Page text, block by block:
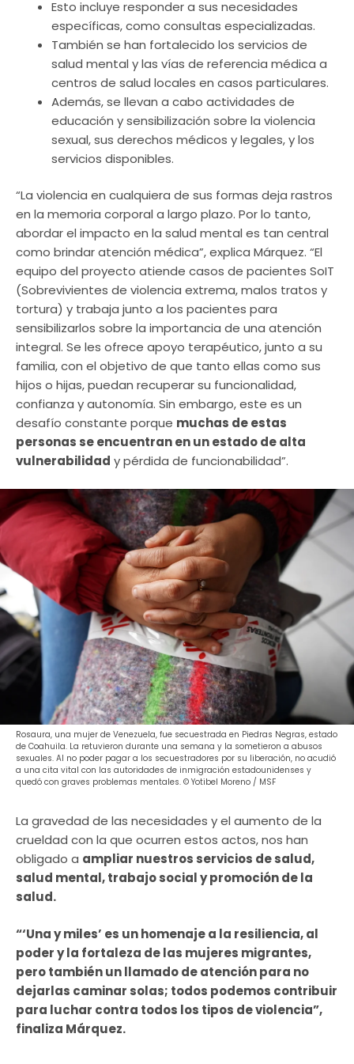
Esto incluye responder a sus necesidades
específicas, como consultas especializadas.
También se han fortalecido los servicios de
salud mental y las vías de referencia médica a
centros de salud locales en casos particulares.
Además, se llevan a cabo actividades de
educación y sensibilización sobre la violencia
sexual, sus derechos médicos y legales, y los
servicios disponibles.
“La violencia en cualquiera de sus formas deja rastros
en la memoria corporal a largo plazo. Por lo tanto,
abordar el impacto en la salud mental es tan central
como brindar atención médica”, explica Márquez. “El
equipo del proyecto atiende casos de pacientes SoIT
(Sobrevivientes de violencia extrema, malos tratos y
tortura) y trabaja junto a los pacientes para
sensibilizarlos sobre la importancia de una atención
integral. Se les ofrece apoyo terapéutico, junto a su
familia, con el objetivo de que tanto ellas como sus
hijos o hijas, puedan recuperar su funcionalidad,
confianza y autonomía. Sin embargo, este es un
desafío constante porque muchas de estas
personas se encuentran en un estado de alta
vulnerabilidad y pérdida de funcionabilidad”.
Rosaura, una mujer de Venezuela, fue secuestrada en Piedras Negras, estado
de Coahuila. La retuvieron durante una semana y la sometieron a abusos
sexuales. Al no poder pagar a los secuestradores por su liberación, no acudió
a una cita vital con las autoridades de inmigración estadounidenses y
quedó con graves problemas mentales. © Yotibel Moreno / MSF
La gravedad de las necesidades y el aumento de la
crueldad con la que ocurren estos actos, nos han
obligado a ampliar nuestros servicios de salud,
salud mental, trabajo social y promoción de la
salud.
“‘Una y miles’ es un homenaje a la resiliencia, al
poder y la fortaleza de las mujeres migrantes,
pero también un llamado de atención para no
dejarlas caminar solas; todos podemos contribuir
para luchar contra todos los tipos de violencia”,
finaliza Márquez.